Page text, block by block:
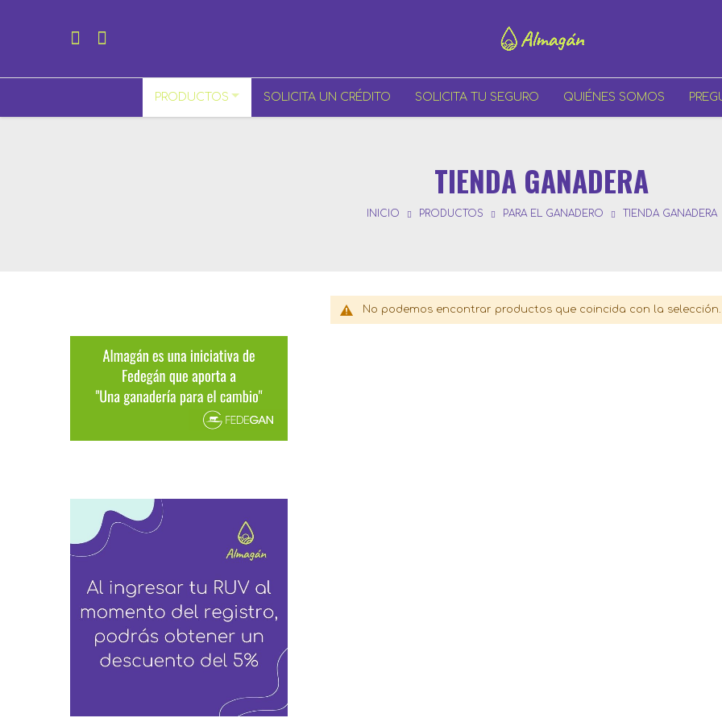
PRODUCTOS SOLICITA UN CRÉDITO SOLICITA TU SEGURO QUIÉNES SOMOS
TIENDA GANADERA
INICIO PRODUCTOS PARA EL GANADERO TIENDA GANADERA
No podemos encontrar productos que coincida con la selección.